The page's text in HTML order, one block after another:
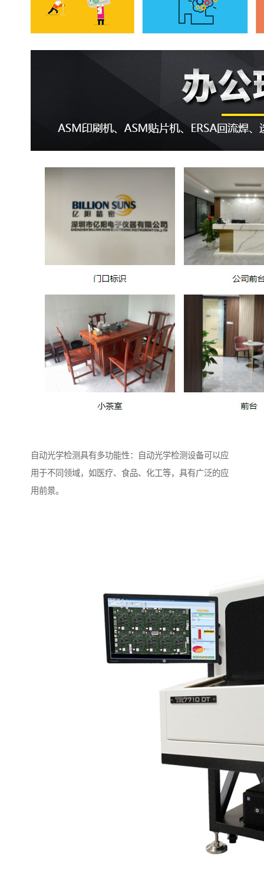
自动光学检测具有多功能性：自动光学检测设备可以应
用于不同领域，如医疗、食品、化工等，具有广泛的应
用前景。